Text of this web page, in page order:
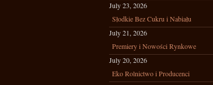
July 23, 2026
Słodkie Bez Cukru i Nabiału
July 21, 2026
Premiery i Nowości Rynkowe
July 20, 2026
Eko Rolnictwo i Producenci